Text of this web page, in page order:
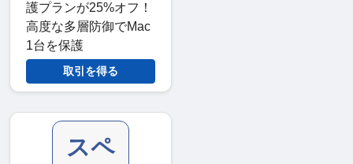
護プランが25%オフ！
高度な多層防御でMac
1台を保護
取引を得る
スペ